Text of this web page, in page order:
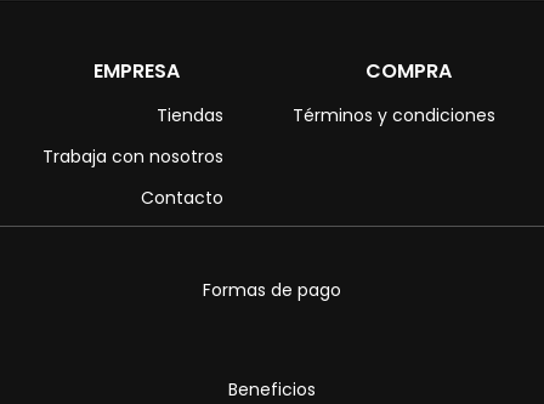
EMPRESA
Tiendas
Trabaja con nosotros
Contacto
COMPRA
Términos y condiciones
Formas de pago
Beneficios